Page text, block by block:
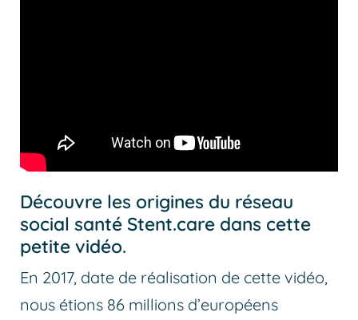
Découvre les origines du réseau
social santé Stent.care dans cette
petite vidéo.
En 2017, date de réalisation de cette vidéo,
nous étions 86 millions d’européens